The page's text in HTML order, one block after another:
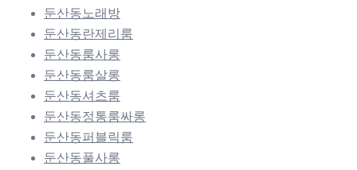
둔산동노래방
둔산동란제리룸
둔산동룸사롱
둔산동룸살롱
둔산동셔츠룸
둔산동정통룸싸롱
둔산동퍼블릭룸
둔산동풀사롱